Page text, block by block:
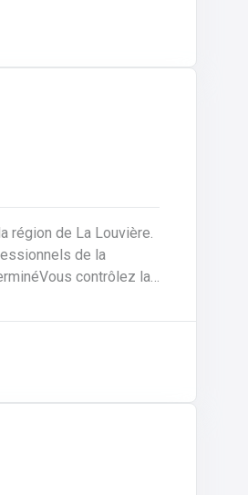
région de La Louvière.
contrôlez la
administratif